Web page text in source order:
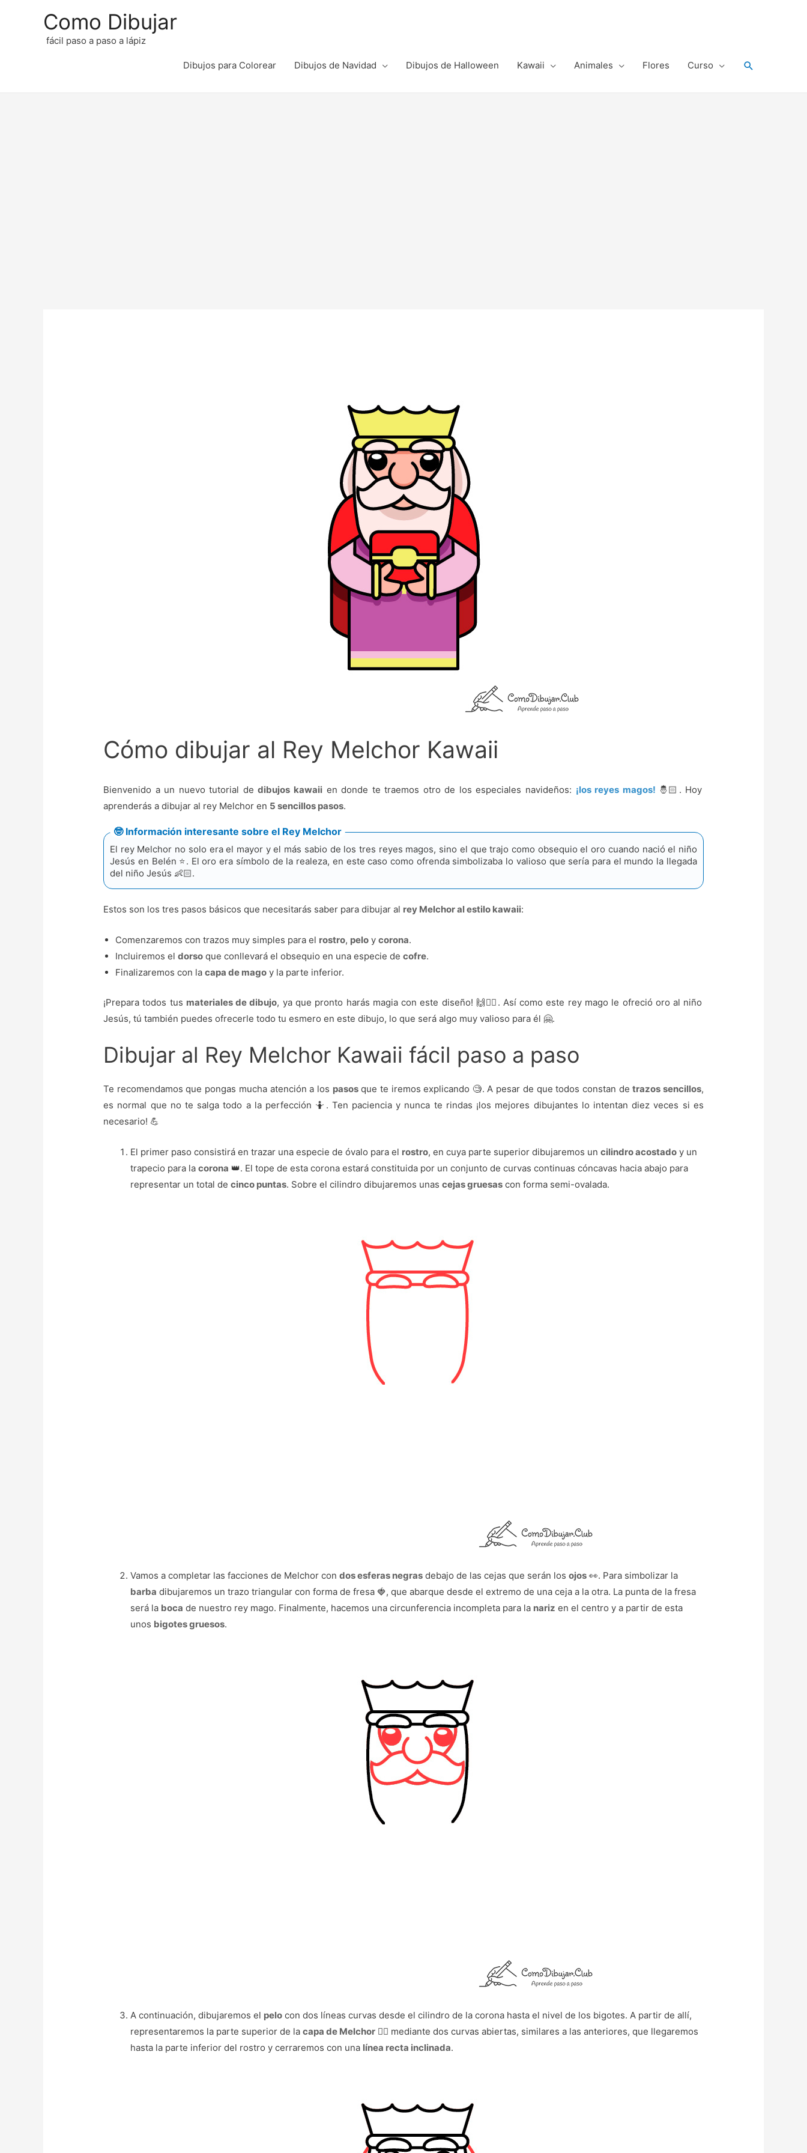
Como Dibujar
fácil paso a paso a lápiz
Dibujos para Colorear Dibujos de Navidad Dibujos de Halloween Kawaii Animales Flores Curso Buscar
Cómo dibujar al Rey Melchor Kawaii
Bienvenido a un nuevo tutorial dedibujos kawaiien donde te traemos otro de los especiales navideños: ¡los reyes magos! 🤴🏻. Hoy
aprenderás a dibujar al rey Melchor en 5 sencillos pasos.
🤓 Información interesante sobre el Rey Melchor
El rey Melchor no solo era el mayor y el más sabio de los tres reyes magos, sino el que trajo como obsequio el oro cuando nació el niño
Jesús en Belén ⭐. El oro era símbolo de la realeza, en este caso como ofrenda simbolizaba lo valioso que sería para el mundo la llegada
del niño Jesús 👶🏻.
Estos son los tres pasos básicos que necesitarás saber para dibujar al rey Melchor al estilo kawaii:
Comenzaremos con trazos muy simples para el rostro, pelo ycorona.
Incluiremos eldorso que conllevará el obsequio en una especie decofre.
Finalizaremos con lacapa de mago y la parte inferior.
¡Prepara todos tus materiales de dibujo, ya que pronto harás magia con este diseño! 🙌🧙‍♂‍. Así como este rey mago le ofreció oro al niño
Jesús, tú también puedes ofrecerle todo tu esmero en este dibujo, lo que será algo muy valioso para él 🤗.
Dibujar al Rey Melchor Kawaii fácil paso a paso
Te recomendamos que pongas mucha atención a los pasosque te iremos explicando 🧐. A pesar de que todos constan detrazos sencillos,
es normal que no te salga todo a la perfección 🤷. Ten paciencia y nunca te rindas ¡los mejores dibujantes lo intentan diez veces si es
necesario! 💪
El primer paso consistirá en trazar una especie de óvalo para el rostro, en cuya parte superior dibujaremos uncilindro acostado y un
trapecio para lacorona 👑. El tope de esta corona estará constituida por un conjunto de curvas continuas cóncavas hacia abajo para
representar un total decinco puntas. Sobre el cilindro dibujaremos unascejas gruesas con forma semi-ovalada.
Vamos a completar las facciones de Melchor condos esferas negras debajo de las cejas que serán losojos 👀. Para simbolizar la
barba dibujaremos un trazo triangular con forma de fresa 🍓, que abarque desde el extremo de una ceja a la otra. La punta de la fresa
será la boca de nuestro rey mago. Finalmente, hacemos una circunferencia incompleta para la nariz en el centro y a partir de esta
unos bigotes gruesos.
A continuación, dibujaremos el pelo con dos líneas curvas desde el cilindro de la corona hasta el nivel de los bigotes. A partir de allí,
representaremos la parte superior de lacapa de Melchor 🧙‍♂‍ mediante dos curvas abiertas, similares a las anteriores, que llegaremos
hasta la parte inferior del rostro y cerraremos con una línea recta inclinada.